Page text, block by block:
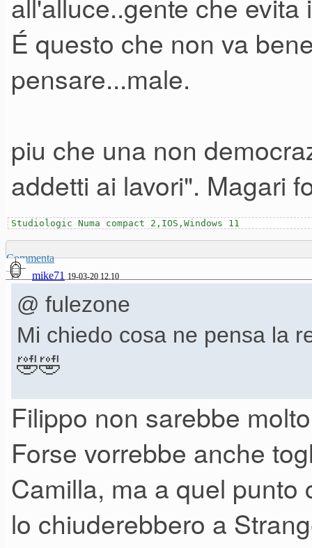
É questo che non va
pensare...male.
piu che una non
addetti ai lavori". Magari
Studiologic Numa compact 2,IOS,Windows 11
Commenta
mike71 19-03-20 12.10
@ fulezone
Mi chiedo cosa ne pensa la
🤣🤣
L'idea di Boris é
restrizione per l'inghilterra"
E se va male prima di
piú alto per le palle.
Filippo non sarebbe
Forse vorrebbe anche
Camilla, ma a quel
lo chiuderebbero a